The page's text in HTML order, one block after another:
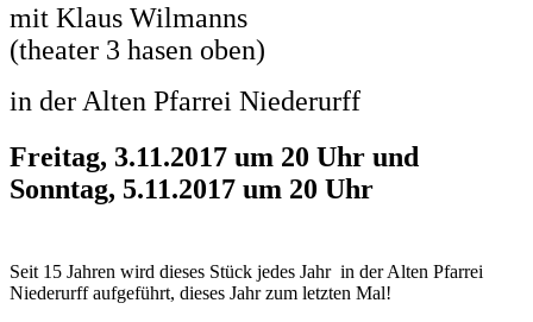
mit Klaus Wilmanns
(theater 3 hasen oben)
in der Alten Pfarrei Niederurff
Freitag, 3.11.2017 um 20 Uhr und
Sonntag, 5.11.2017 um 20 Uhr
Seit 15 Jahren wird dieses Stück jedes Jahr in der Alten Pfarrei
Niederurff aufgeführt, dieses Jahr zum letzten Mal!